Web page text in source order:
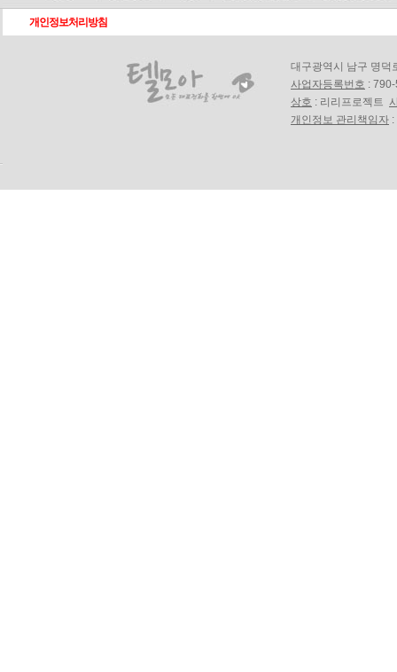
개인정보처리방침
대구광역시 남구 명
사업자등록번호 :
상호 : 리리프로젝트
개인정보 관리책임자